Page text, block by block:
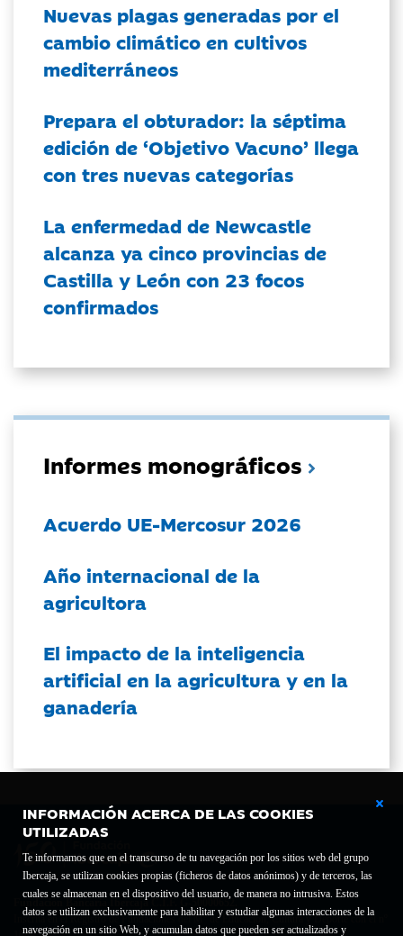
INFORMACIÓN ACERCA DE LAS COOKIES
UTILIZADAS
Te informamos que en el transcurso de tu navegación por los sitios web del grupo
Ibercaja, se utilizan cookies propias (ficheros de datos anónimos) y de terceros, las
cuales se almacenan en el dispositivo del usuario, de manera no intrusiva. Estos
datos se utilizan exclusivamente para habilitar y estudiar algunas interacciones de la
navegación en un sitio Web, y acumulan datos que pueden ser actualizados y
Nuevas plagas generadas por el
cambio climático en cultivos
mediterráneos
Prepara el obturador: la séptima
edición de ‘Objetivo Vacuno’ llega
con tres nuevas categorías
La enfermedad de Newcastle
alcanza ya cinco provincias de
Castilla y León con 23 focos
confirmados
Informes monográficos
Acuerdo UE-Mercosur 2026
Año internacional de la
agricultora
El impacto de la inteligencia
artificial en la agricultura y en la
ganadería
Fundación Bancaria Ibercaja C.I.F. G-50000652.
Inscrita en el Registro de Fundaciones del Mº de Educación, Cultura y Deporte con el nº